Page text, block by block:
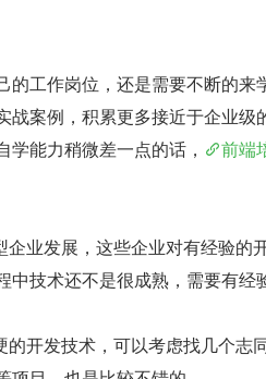
的工作岗位，还是需要不断的来
战案例，积累更多接近于企业级
能力稍微差一点的话，
前端
业发展，这些企业对有经验的
中技术还不是很成熟，需要有经
开发技术，可以考虑找几个志